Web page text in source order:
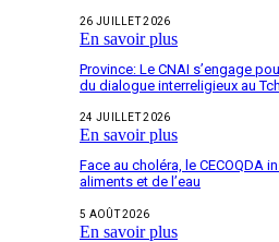
26 JUILLET 2026
En savoir plus
Province: Le CNAI s’engage
du dialogue interreligieux au
24 JUILLET 2026
En savoir plus
Face au choléra, le CECOQDA
aliments et de l’eau
5 AOÛT 2026
En savoir plus